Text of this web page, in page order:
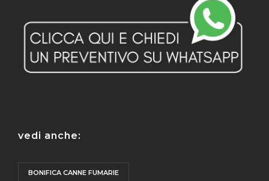
vedi anche:
BONIFICA CANNE FUMARIE